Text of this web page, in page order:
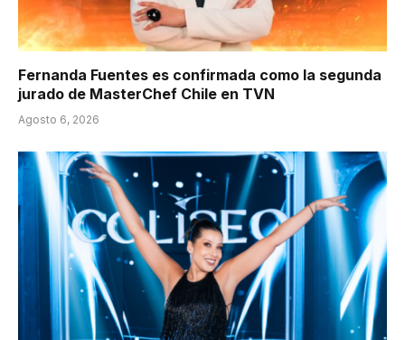
Fernanda Fuentes es confirmada como la segunda
jurado de MasterChef Chile en TVN
Agosto 6, 2026